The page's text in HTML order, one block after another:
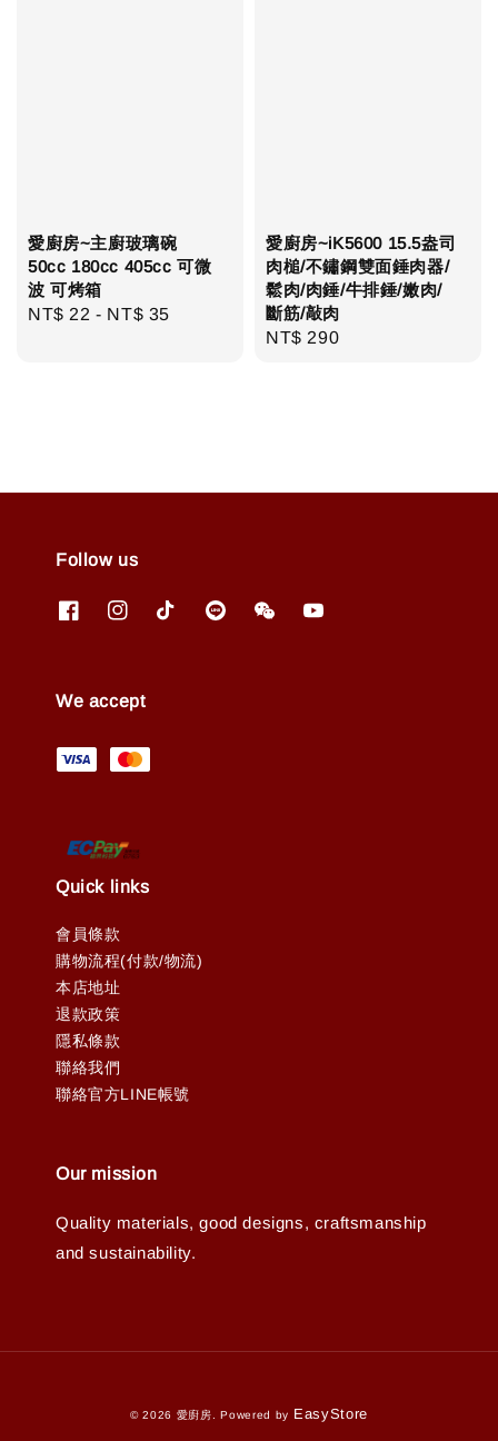
愛廚房~主廚玻璃碗
50cc 180cc 405cc 可微
波 可烤箱
Regular
NT$ 22 - NT$ 35
愛廚房~iK5600 15.5盎司
肉槌/不鏽鋼雙面錘肉器/
鬆肉/肉錘/牛排錘/嫩肉/
斷筋/敲肉
Regular
NT$ 290
Follow us
We accept
Quick links
會員條款
購物流程(付款/物流)
本店地址
退款政策
隱私條款
聯絡我們
聯絡官方LINE帳號
Our mission
Quality materials, good designs, craftsmanship
and sustainability.
© 2026 愛廚房. Powered by EasyStore